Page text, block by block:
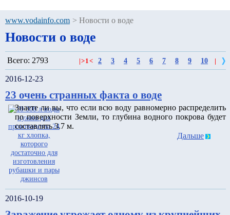
www.vodainfo.com > Новости о воде
Новости о воде
Всего: 2793 >1< 2 3 4 5 6 7 8 9 10
2016-12-23
23 очень странных факта о воде
Знаете ли вы, что если всю воду равномерно распределить
по поверхности Земли, то глубина водного покрова будет
составлять 3.7 м.
Дальше
2016-10-19